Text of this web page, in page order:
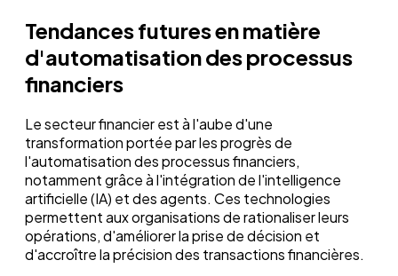
Tendances futures en matière
d'automatisation des processus
financiers
Le secteur financier est à l'aube d'une
transformation portée par les progrès de
l'automatisation des processus financiers,
notamment grâce à l'intégration de l'intelligence
artificielle (IA) et des agents. Ces technologies
permettent aux organisations de rationaliser leurs
opérations, d'améliorer la prise de décision et
d'accroître la précision des transactions financières.